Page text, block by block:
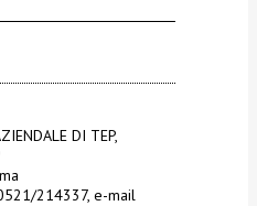
DI TEP,
214337, e-mail